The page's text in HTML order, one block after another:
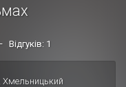
1
Хмельницький